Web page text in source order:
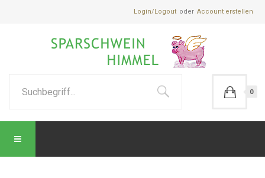
Login/Logout Account erstellen
0